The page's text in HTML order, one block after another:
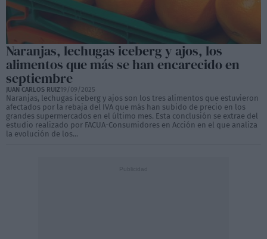
Naranjas, lechugas iceberg y ajos, los
alimentos que más se han encarecido en
septiembre
JUAN CARLOS RUIZ19/09/2025
Naranjas, lechugas iceberg y ajos son los tres alimentos que estuvieron
afectados por la rebaja del IVA que más han subido de precio en los
grandes supermercados en el último mes. Esta conclusión se extrae del
estudio realizado por FACUA-Consumidores en Acción en el que analiza
la evolución de los...